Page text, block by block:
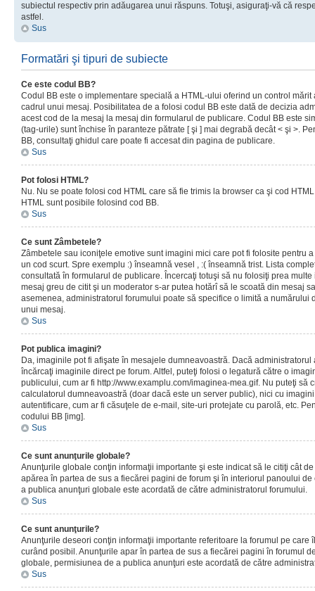
subiectul respectiv prin adăugarea unui răspuns. Totuşi, asiguraţi-vă că
astfel.
Sus
Formatări şi tipuri de subiecte
Ce este codul BB?
Codul BB este o implementare specială a HTML-ului oferind un control
cadrul unui mesaj. Posibilitatea de a folosi codul BB este dată de decizia
acest cod de la mesaj la mesaj din formularul de publicare. Codul BB este
(tag-urile) sunt închise în paranteze pătrate [ şi ] mai degrabă decât < şi >.
BB, consultaţi ghidul care poate fi accesat din pagina de publicare.
Sus
Pot folosi HTML?
Nu. Nu se poate folosi cod HTML care să fie trimis la browser ca şi cod
HTML sunt posibile folosind cod BB.
Sus
Ce sunt Zâmbetele?
Zâmbetele sau iconiţele emotive sunt imagini mici care pot fi folosite pentru
un cod scurt. Spre exemplu :) înseamnă vesel , :( înseamnă trist. Lista
consultată în formularul de publicare. Încercaţi totuşi să nu folosiţi prea
mesaj greu de citit şi un moderator s-ar putea hotărî să le scoată din mesaj
asemenea, administratorul forumului poate să specifice o limită a numărului
unui mesaj.
Sus
Pot publica imagini?
Da, imaginile pot fi afişate în mesajele dumneavoastră. Dacă
încărcaţi imaginile direct pe forum. Altfel, puteţi folosi o legatură către o
publicului, cum ar fi http://www.examplu.com/imaginea-mea.gif. Nu puteţi să
calculatorul dumneavoastră (doar dacă este un server public), nici cu
autentificare, cum ar fi căsuţele de e-mail, site-uri protejate cu parolă, etc.
codului BB [img].
Sus
Ce sunt anunţurile globale?
Anunţurile globale conţin informaţii importante şi este indicat să le citiţi cât
apărea în partea de sus a fiecărei pagini de forum şi în interiorul panoului
a publica anunţuri globale este acordată de către administratorul forumului.
Sus
Ce sunt anunţurile?
Anunţurile deseori conţin informaţii importante referitoare la forumul pe care
curând posibil. Anunţurile apar în partea de sus a fiecărei pagini în forumul
globale, permisiunea de a publica anunţuri este acordată de către
Sus